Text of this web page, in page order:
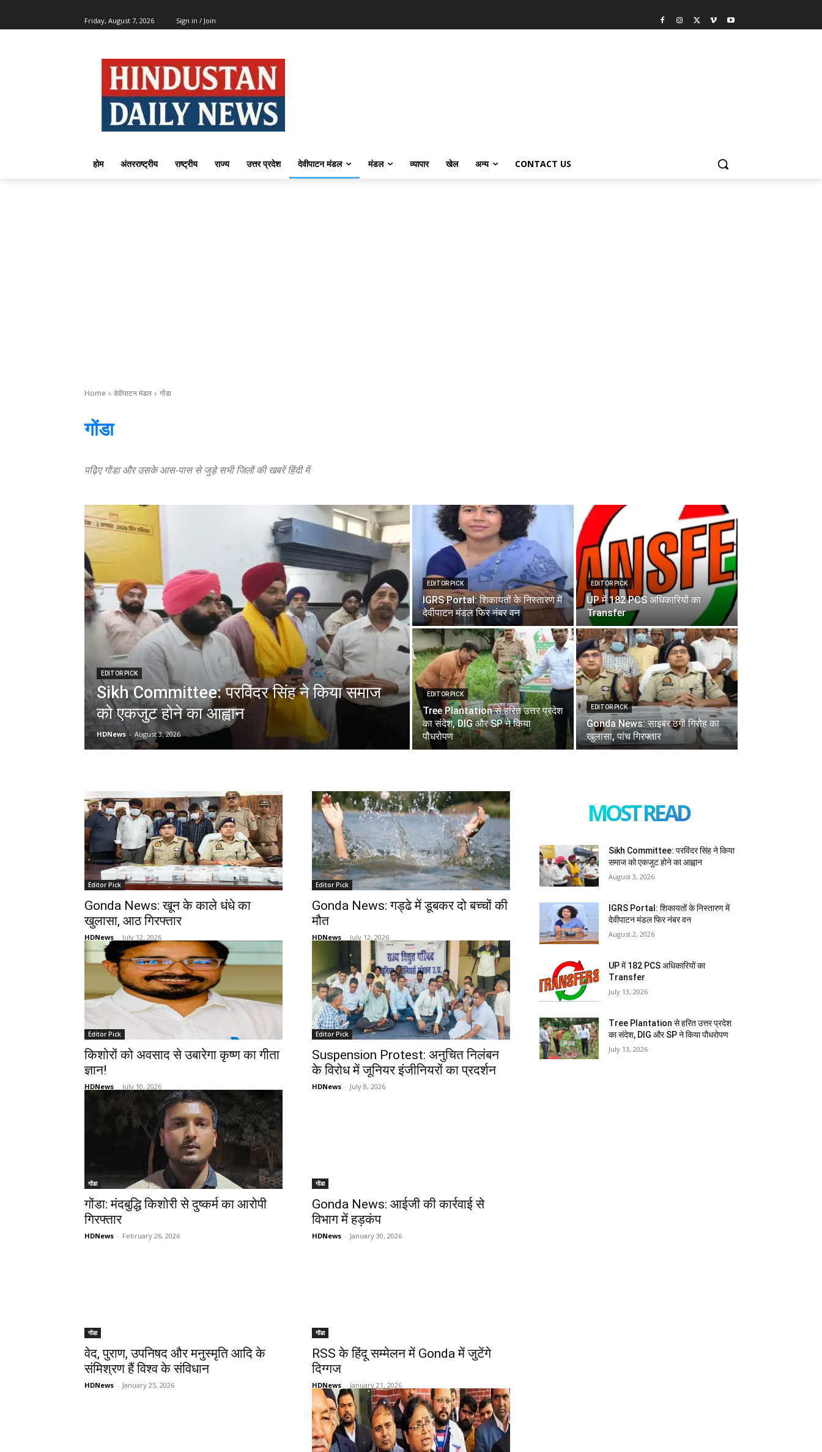
Friday, August 7, 2026 Sign in / Join
होम अंतरराष्ट्रीय राष्ट्रीय राज्य उत्तर प्रदेश देवीपाटन मंडल मंडल व्यापार खेल अन्य CONTACT US
Home देवीपाटन मंडल गोंडा
गोंडा
पढ़िए गोंडा और उसके आस-पास से जुड़े सभी जिलों की खबरें हिंदी में
EDITOR PICK
Sikh Committee: परविंदर सिंह ने किया समाज
को एकजुट होने का आह्वान
HDNews - August 3, 2026
EDITOR PICK
IGRS Portal: शिकायतों के निस्तारण में
देवीपाटन मंडल फिर नंबर वन
EDITOR PICK
UP में 182 PCS अधिकारियों का
Transfer
EDITOR PICK
Tree Plantation से हरित उत्तर प्रदेश
का संदेश, DIG और SP ने किया
पौधरोपण
EDITOR PICK
Gonda News: साइबर ठगी गिरोह का
खुलासा, पांच गिरफ्तार
Editor Pick
Gonda News: खून के काले धंधे का
खुलासा, आठ गिरफ्तार
HDNews - July 12, 2026
Editor Pick
Gonda News: गड्ढे में डूबकर दो बच्चों की
मौत
HDNews - July 12, 2026
Editor Pick
किशोरों को अवसाद से उबारेगा कृष्ण का गीता
ज्ञान!
HDNews - July 10, 2026
Editor Pick
Suspension Protest: अनुचित निलंबन
के विरोध में जूनियर इंजीनियरों का प्रदर्शन
HDNews - July 8, 2026
गोंडा
गोंडा: मंदबुद्धि किशोरी से दुष्कर्म का आरोपी
गिरफ्तार
HDNews - February 26, 2026
गोंडा
Gonda News: आईजी की कार्रवाई से
विभाग में हड़कंप
HDNews - January 30, 2026
गोंडा
वेद, पुराण, उपनिषद और मनुस्मृति आदि के
संमिश्रण हैं विश्व के संविधान
HDNews - January 25, 2026
गोंडा
RSS के हिंदू सम्मेलन में Gonda में जुटेंगे
दिग्गज
HDNews - January 21, 2026
MOST READ
Sikh Committee: परविंदर सिंह ने किया
समाज को एकजुट होने का आह्वान
August 3, 2026
IGRS Portal: शिकायतों के निस्तारण में
देवीपाटन मंडल फिर नंबर वन
August 2, 2026
UP में 182 PCS अधिकारियों का
Transfer
July 13, 2026
Tree Plantation से हरित उत्तर प्रदेश
का संदेश, DIG और SP ने किया पौधरोपण
July 13, 2026